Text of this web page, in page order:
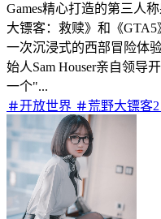
Games精心打造的第三人
大镖客：救赎》和《
一次沉浸式的西部冒险体
始人Sam Houser亲自领导
一个"...
开放世界
荒野大镖客2